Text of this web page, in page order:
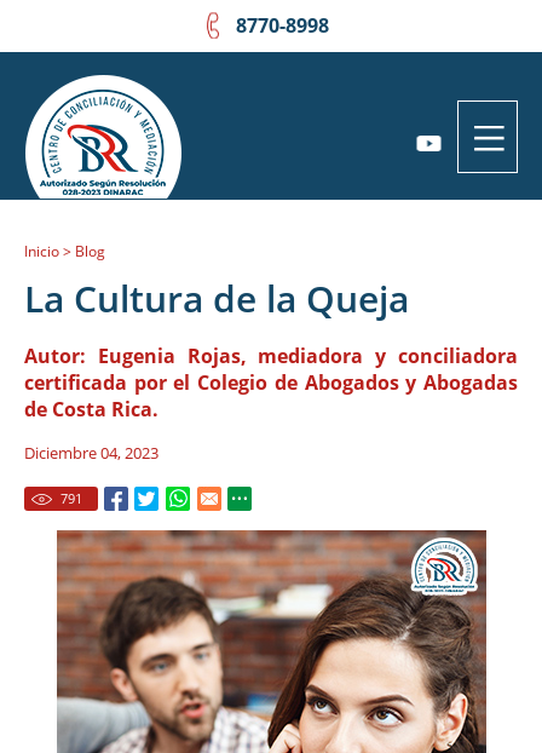
8770-8998
Inicio> Blog
La Cultura de la Queja
Autor: Eugenia Rojas, mediadora y conciliadora
certificada por el Colegio de Abogados y Abogadas
de Costa Rica.
Diciembre 04, 2023
791